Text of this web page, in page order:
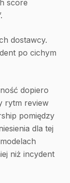
score
dostawcy.
po cichym
dopiero
rytm review
pomiędzy
dla tej
niż incydent